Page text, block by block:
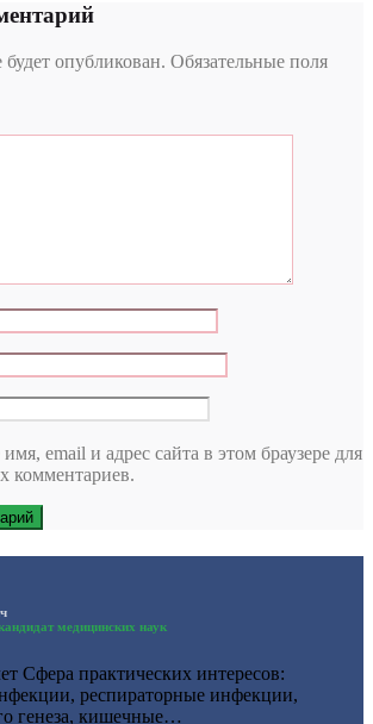
опубликован. Обязательные поля
email и адрес сайта в этом браузере для
комментариев.
медицинских наук
Сфера практических интересов:
респираторные инфекции,
генеза, кишечные…